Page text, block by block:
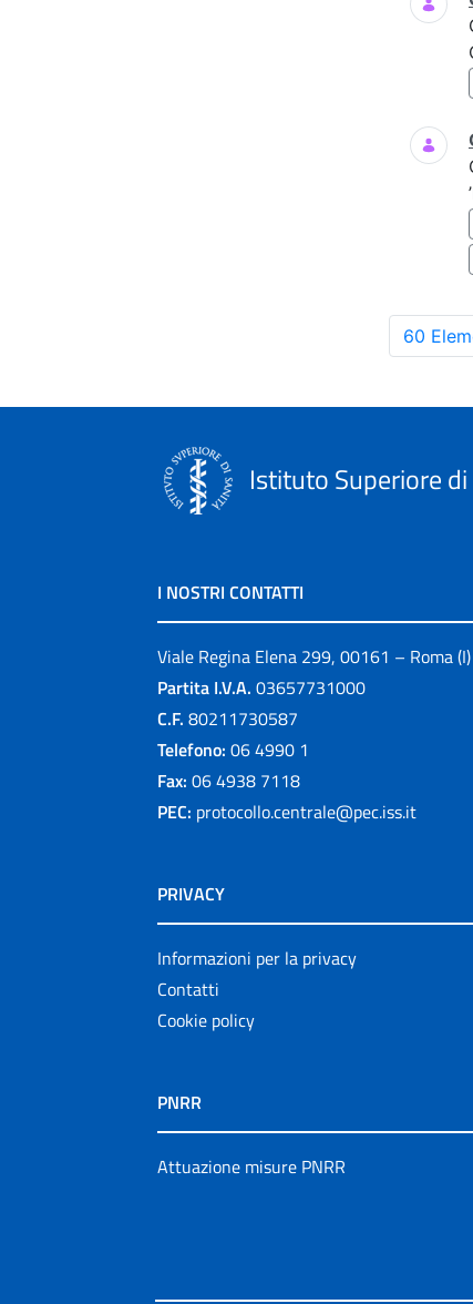
60
Istituto Superiore
I NOSTRI CONTATTI
Viale Regina Elena 299, 00161 – Roma (I)
Partita I.V.A. 03657731000
C.F. 80211730587
Telefono: 06 4990 1
Fax: 06 4938 7118
PEC: protocollo.centrale@pec.iss.it
PRIVACY
Informazioni per la privacy
Contatti
Cookie policy
PNRR
Attuazione misure PNRR